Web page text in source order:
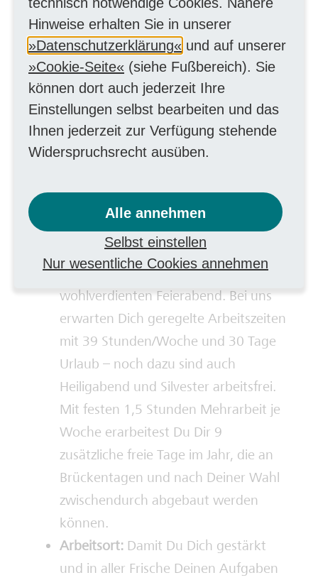
unbefristeten Arbeitsvertrag nach TV-
V freuen und je nach erlangter
Qualifikation und Erfahrungsgrad
kannst Du eine Endvergütung von bis
zu 60.000 Euro erhalten. Zudem
kommen noch
Jahressonderzahlungen, 30 Tage
Altersvorsorge und
vermögenswirksame Leistungen auf
Dich zu.
Freizeit:Nach der Arbeit ist vor dem
wohlverdienten Feierabend. Bei uns
erwarten Dich geregelte Arbeitszeiten
mit 39 Stunden/Woche und 30 Tage
Urlaub – noch dazu sind auch
Heiligabend und Silvester arbeitsfrei.
Mit festen 1,5 Stunden Mehrarbeit je
Woche erarbeitest Du Dir 9
zusätzliche freie Tage im Jahr, die an
Brückentagen und nach Deiner Wahl
zwischendurch abgebaut werden
können.
Arbeitsort: Damit Du Dich gestärkt
und in aller Frische Deinen Aufgaben
Hinweise erhalten Sie in unserer
Datenschutzerklärung
und auf unserer
Cookie-Seite
(siehe Fußbereich). Sie
können dort auch jederzeit Ihre
Einstellungen selbst bearbeiten und das
Ihnen jederzeit zur Verfügung stehende
Widerspruchsrecht ausüben.
Alle annehmen
Selbst einstellen
Nur wesentliche Cookies annehmen